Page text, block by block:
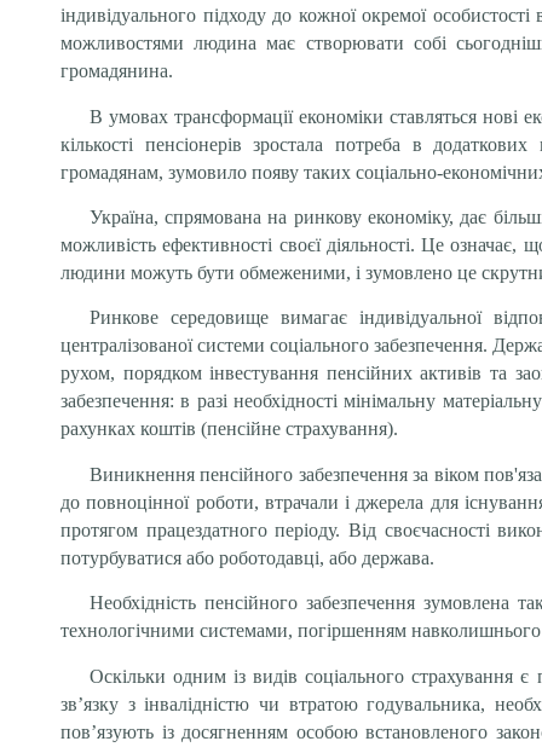
індивідуального підходу до кожної окремої
можливостями людина має створювати собі
громадянина.
В умовах трансформації економіки ставляться нові
кількості пенсіонерів зростала потреба в
громадянам, зумовило появу таких соціально-
Україна, спрямована на ринкову економіку, дає
можливість ефективності своєї діяльності. Це
людини можуть бути обмеженими, і зумовлено це
Ринкове середовище вимагає індивідуальної
централізованої системи соціального забезпечення.
рухом, порядком інвестування пенсійних активів та
забезпечення: в разі необхідності мінімальну
рахунках коштів (пенсійне страхування).
Виникнення пенсійного забезпечення за віком
до повноцінної роботи, втрачали і джерела для
протягом працездатного періоду. Від своєчасності
потурбуватися або роботодавці, або держава.
Необхідність пенсійного забезпечення зумовлена
технологічними системами, погіршенням навколишнього
Оскільки одним із видів соціального страхування
зв’язку з інвалідністю чи втратою годувальника,
пов’язують із досягненням особою встановленого